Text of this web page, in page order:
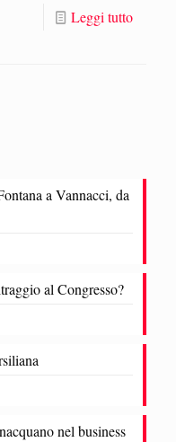
Leggi tutto
a Vannacci, da
al Congresso?
nel business